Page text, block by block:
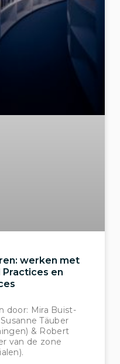
werken met
Practices en
door: Mira Buist-
Täuber
& Robert
van de zone